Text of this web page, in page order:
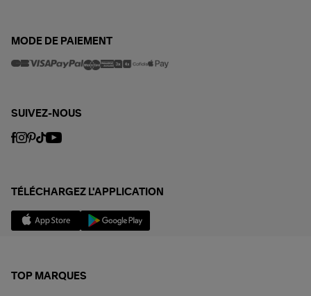
MODE DE PAIEMENT
SUIVEZ-NOUS
TÉLÉCHARGEZ L'APPLICATION
TOP MARQUES